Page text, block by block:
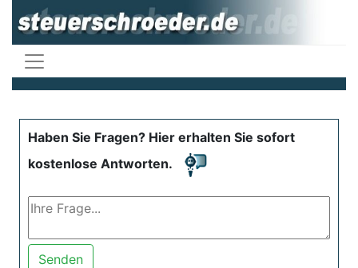
Haben Sie Fragen? Hier erhalten Sie sofort
kostenlose Antworten.
Senden